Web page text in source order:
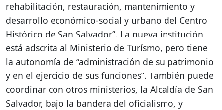
rehabilitación, restauración, mantenimiento y
desarrollo económico-social y urbano del Centro
Histórico de San Salvador”. La nueva institución
está adscrita al Ministerio de Turísmo, pero tiene
la autonomía de “administración de su patrimonio
y en el ejercicio de sus funciones”. También puede
coordinar con otros ministerios, la Alcaldía de San
Salvador, bajo la bandera del oficialismo, y